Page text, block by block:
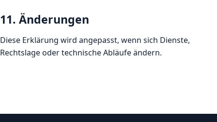
11. Änderungen
Diese Erklärung wird angepasst, wenn sich Dienste,
Rechtslage oder technische Abläufe ändern.